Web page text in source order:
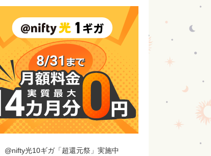
@nifty光10ギガ「超還元祭」実施中